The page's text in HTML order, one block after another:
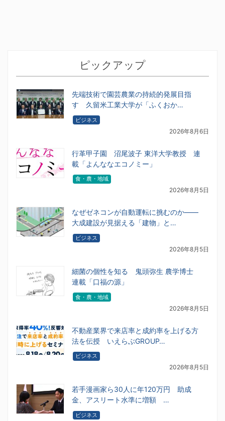
ピックアップ
先端技術で園芸農業の持続的発展目指
す 久留米工業大学が「ふくおか…
ビジネス
2026年8月6日
行革甲子園 沼尾波子 東洋大学教授 連
載「よんななエコノミー」
食・農・地域
2026年8月5日
なぜゼネコンが自動運転に挑むのか――
大成建設が見据える「建物」と…
ビジネス
2026年8月5日
細菌の個性を知る 鬼頭弥生 農学博士
連載「口福の源」
食・農・地域
2026年8月5日
不動産業界で来店率と成約率を上げる方
法を伝授 いえらぶGROUP…
ビジネス
2026年8月5日
若手漫画家ら30人に年120万円 助成
金、アスリート水準に増額 …
ビジネス